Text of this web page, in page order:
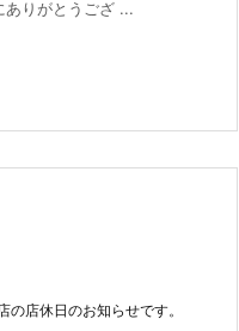
ありがとうござ ...
の店休日のお知らせです。